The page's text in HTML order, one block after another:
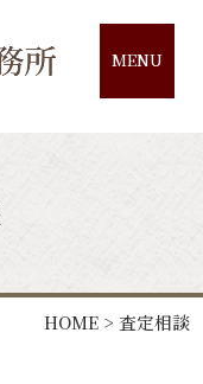
MENU
HOME> 査定相談